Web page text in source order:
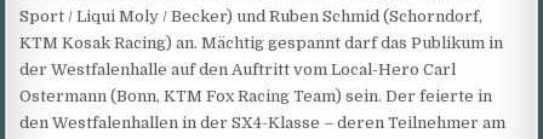
Sport / Liqui Moly / Becker) und Ruben Schmid (Schorndorf,
KTM Kosak Racing) an. Mächtig gespannt darf das Publikum in
der Westfalenhalle auf den Auftritt vom Local-Hero Carl
Ostermann (Bonn, KTM Fox Racing Team) sein. Der feierte in
den Westfalenhallen in der SX4-Klasse – deren Teilnehmer am